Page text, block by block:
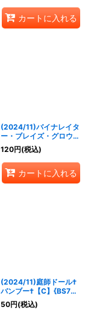
カートに入れる
(2024/11)バイナレイタ
ー・ブレイズ・グロウ
【M】{BS70-011}
《赤》
120円(税込)
カートに入れる
(2024/11)庭師ドール†
バンブー†【C】{BS70-
014}《紫》
50円(税込)